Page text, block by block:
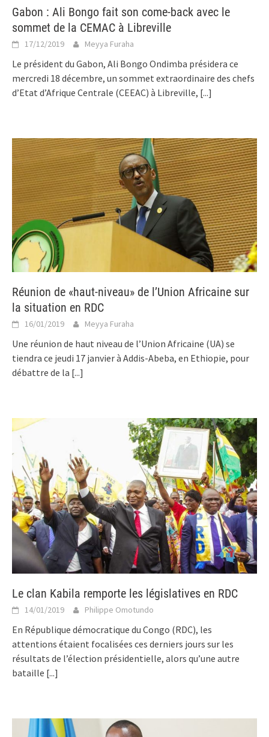
Gabon : Ali Bongo fait son come-back avec le
sommet de la CEMAC à Libreville
17/12/2019 Meyya Furaha
Le président du Gabon, Ali Bongo Ondimba présidera ce
mercredi 18 décembre, un sommet extraordinaire des chefs
d’Etat d’Afrique Centrale (CEEAC) à Libreville, [...]
Réunion de «haut-niveau» de l’Union Africaine sur
la situation en RDC
16/01/2019 Meyya Furaha
Une réunion de haut niveau de l’Union Africaine (UA) se
tiendra ce jeudi 17 janvier à Addis-Abeba, en Ethiopie, pour
débattre de la [...]
Le clan Kabila remporte les législatives en RDC
14/01/2019 Philippe Omotundo
En République démocratique du Congo (RDC), les
attentions étaient focalisées ces derniers jours sur les
résultats de l’élection présidentielle, alors qu’une autre
bataille [...]